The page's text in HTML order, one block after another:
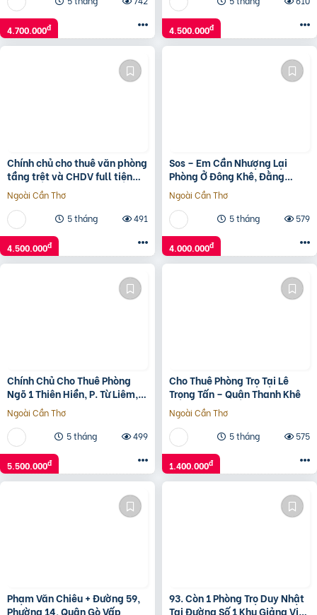
4.700.000đ 4.500.000đ
Chính chủ cho thuê văn phòng
tầng trệt và CHDV full tiện
ích tại Thạnh Mỹ Lợi, Q2
Ngoài Cần Thơ
5 tháng
491
4.500.000đ
Sos – Em Cần Nhượng Lại
Phòng Ở Đông Khê, Đằng
Giang, Ngô Quyền, Hải Phòng
Ngoài Cần Thơ
5 tháng
579
4.000.000đ
Chính Chủ Cho Thuê Phòng
Ngõ 1 Thiên Hiền, P. Từ Liêm,
Hà Nội
Ngoài Cần Thơ
5 tháng
499
5.500.000đ
Cho Thuê Phòng Trọ Tại Lê
Trọng Tấn – Quận Thanh Khê
Ngoài Cần Thơ
5 tháng
575
1.400.000đ
Phạm Văn Chiêu + Đường 59,
Phường 14, Quận Gò Vấp
93. Còn 1 Phòng Trọ Duy Nhật
Tại Đường Số 1 Khu Giảng Viên